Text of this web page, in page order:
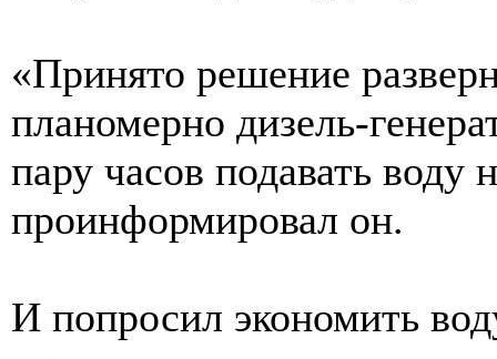
«Принято решение
планомерно дизель-
пару часов подавать
проинформировал он.
И попросил экономить